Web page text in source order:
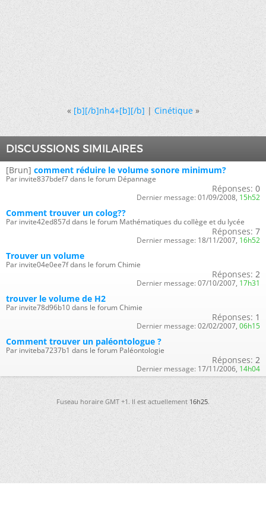
« [b][/b]nh4+[b][/b]|Cinétique »
DISCUSSIONS SIMILAIRES
[Brun] comment réduire le volume sonore minimum?
Par invite837bdef7 dans le forum Dépannage
Réponses: 0
Dernier message: 01/09/2008, 15h52
Comment trouver un colog??
Par invite42ed857d dans le forum Mathématiques du collège et du lycée
Réponses: 7
Dernier message: 18/11/2007, 16h52
Trouver un volume
Par invite04e0ee7f dans le forum Chimie
Réponses: 2
Dernier message: 07/10/2007, 17h31
trouver le volume de H2
Par invite78d96b10 dans le forum Chimie
Réponses: 1
Dernier message: 02/02/2007, 06h15
Comment trouver un paléontologue ?
Par inviteba7237b1 dans le forum Paléontologie
Réponses: 2
Dernier message: 17/11/2006, 14h04
Fuseau horaire GMT +1. Il est actuellement16h25.